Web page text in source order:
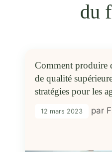
du
Comment produire
de qualité
stratégies pour les
12 mars 2023 par